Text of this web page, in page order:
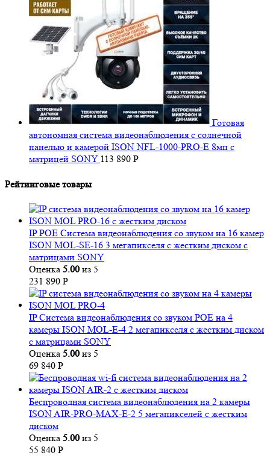
Готовая
автономная система видеонаблюдения с солнечной
панелью и камерой ISON NFL-1000-PRO-E 8мп с
матрицей SONY 113 890 Р
Рейтинговые товары
IP POE Система видеонаблюдения со звуком на 16 камер
ISON MOL-SE-16 3 мегапикселя с жестким диском с
матрицами SONY
Оценка 5.00 из 5
231 890 Р
IP Система видеонаблюдения со звуком POE на 4
камеры ISON MOL-E-4 2 мегапикселя с жестким диском
с матрицами SONY
Оценка 5.00 из 5
69 840 Р
Беспроводная система видеонаблюдения на 2 камеры
ISON AIR-PRO-MAX-E-2 5 мегапикселей с жестким
диском
Оценка 5.00 из 5
55 840 Р